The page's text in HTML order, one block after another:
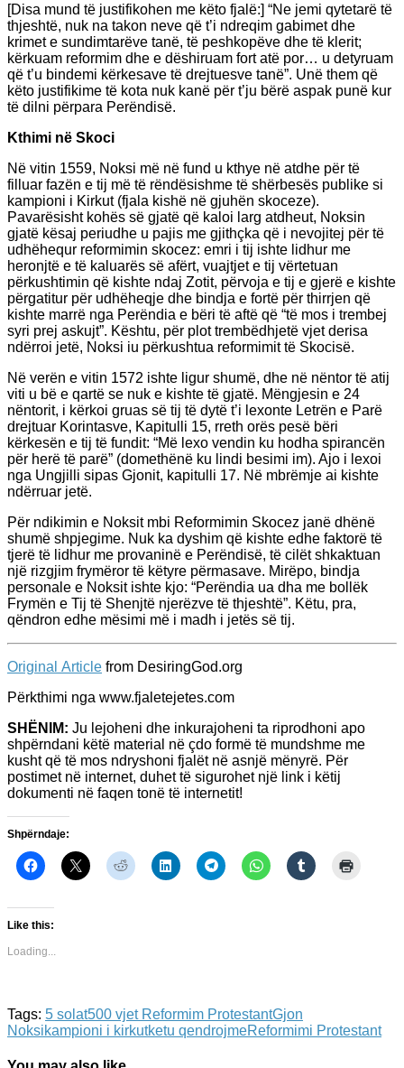
[Disa mund të justifikohen me këto fjalë:] “Ne jemi qytetarë të
thjeshtë, nuk na takon neve që t’i ndreqim gabimet dhe
krimet e sundimtarëve tanë, të peshkopëve dhe të klerit;
kërkuam reformim dhe e dëshiruam fort atë por… u detyruam
që t’u bindemi kërkesave të drejtuesve tanë”. Unë them që
këto justifikime të kota nuk kanë për t’ju bërë aspak punë kur
të dilni përpara Perëndisë.
Kthimi në Skoci
Në vitin 1559, Noksi më në fund u kthye në atdhe për të
filluar fazën e tij më të rëndësishme të shërbesës publike si
kampioni i Kirkut (fjala kishë në gjuhën skoceze).
Pavarësisht kohës së gjatë që kaloi larg atdheut, Noksin
gjatë kësaj periudhe u pajis me gjithçka që i nevojitej për të
udhëhequr reformimin skocez: emri i tij ishte lidhur me
heronjtë e të kaluarës së afërt, vuajtjet e tij vërtetuan
përkushtimin që kishte ndaj Zotit, përvoja e tij e gjerë e kishte
përgatitur për udhëheqje dhe bindja e fortë për thirrjen që
kishte marrë nga Perëndia e bëri të aftë që “të mos i trembej
syri prej askujt”. Kështu, për plot trembëdhjetë vjet derisa
ndërroi jetë, Noksi iu përkushtua reformimit të Skocisë.
Në verën e vitin 1572 ishte ligur shumë, dhe në nëntor të atij
viti u bë e qartë se nuk e kishte të gjatë. Mëngjesin e 24
nëntorit, i kërkoi gruas së tij të dytë t’i lexonte Letrën e Parë
drejtuar Korintasve, Kapitulli 15, rreth orës pesë bëri
kërkesën e tij të fundit: “Më lexo vendin ku hodha spirancën
për herë të parë” (domethënë ku lindi besimi im). Ajo i lexoi
nga Ungjilli sipas Gjonit, kapitulli 17. Në mbrëmje ai kishte
ndërruar jetë.
Për ndikimin e Noksit mbi Reformimin Skocez janë dhënë
shumë shpjegime. Nuk ka dyshim që kishte edhe faktorë të
tjerë të lidhur me provaninë e Perëndisë, të cilët shkaktuan
një rizgjim frymëror të këtyre përmasave. Mirëpo, bindja
personale e Noksit ishte kjo: “Perëndia ua dha me bollëk
Frymën e Tij të Shenjtë njerëzve të thjeshtë”. Këtu, pra,
qëndron edhe mësimi më i madh i jetës së tij.
Original Article from DesiringGod.org
Përkthimi nga www.fjaletejetes.com
SHËNIM: Ju lejoheni dhe inkurajoheni ta riprodhoni apo
shpërndani këtë material në çdo formë të mundshme me
kusht që të mos ndryshoni fjalët në asnjë mënyrë. Për
postimet në internet, duhet të sigurohet një link i këtij
dokumenti në faqen tonë të internetit!
Shpërndaje:
Like this:
Loading...
Tags: 5 solat500 vjet Reformim ProtestantGjon
Noksikampioni i kirkutketu qendrojmeReformimi Protestant